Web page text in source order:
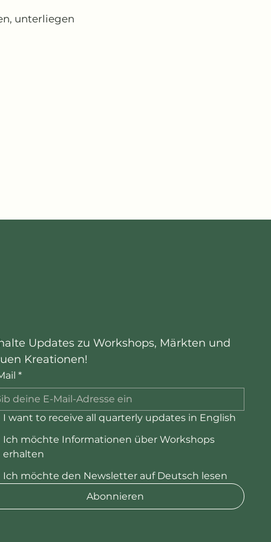
unterliegen
Updates zu Workshops, Märkten und
Kreationen!
*
I want to receive all quarterly updates in English
Ich möchte Informationen über Workshops
erhalten
Ich möchte den Newsletter auf Deutsch lesen
Abonnieren